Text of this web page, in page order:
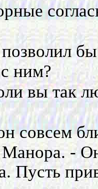
ним?
вы так
совсем
Манора. -
Пусть